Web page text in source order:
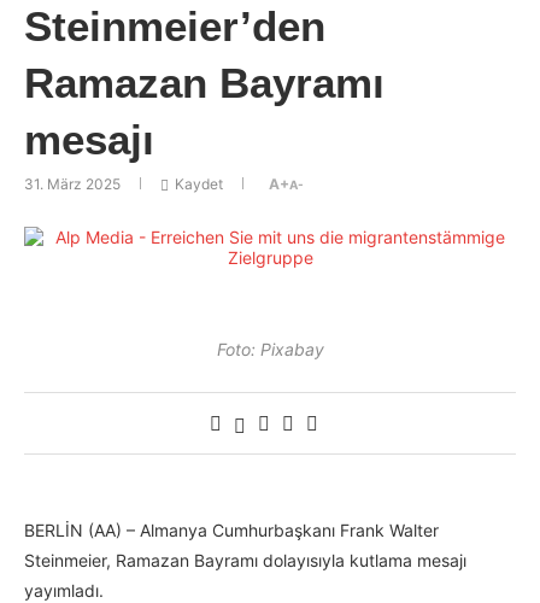
Steinmeier’den
Ramazan Bayramı
mesajı
31. März 2025 Kaydet A+A-
Foto: Pixabay
BERLİN (AA) – Almanya Cumhurbaşkanı Frank Walter
Steinmeier, Ramazan Bayramı dolayısıyla kutlama mesajı
yayımladı.